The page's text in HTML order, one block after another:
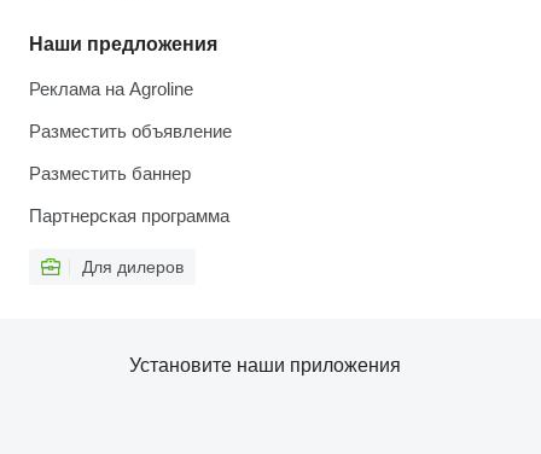
Наши предложения
Реклама на Agroline
Разместить объявление
Разместить баннер
Партнерская программа
Для дилеров
Установите наши приложения